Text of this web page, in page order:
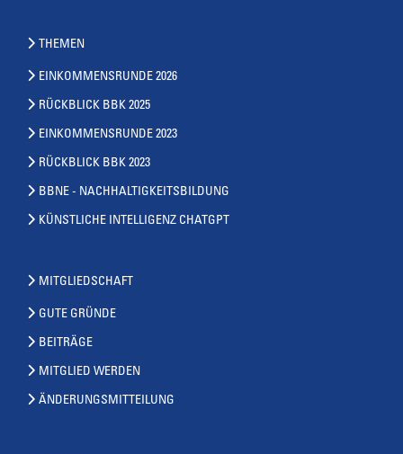
THEMEN
EINKOMMENSRUNDE 2026
RÜCKBLICK BBK 2025
EINKOMMENSRUNDE 2023
RÜCKBLICK BBK 2023
BBNE - NACHHALTIGKEITSBILDUNG
KÜNSTLICHE INTELLIGENZ CHATGPT
MITGLIEDSCHAFT
GUTE GRÜNDE
BEITRÄGE
MITGLIED WERDEN
ÄNDERUNGSMITTEILUNG